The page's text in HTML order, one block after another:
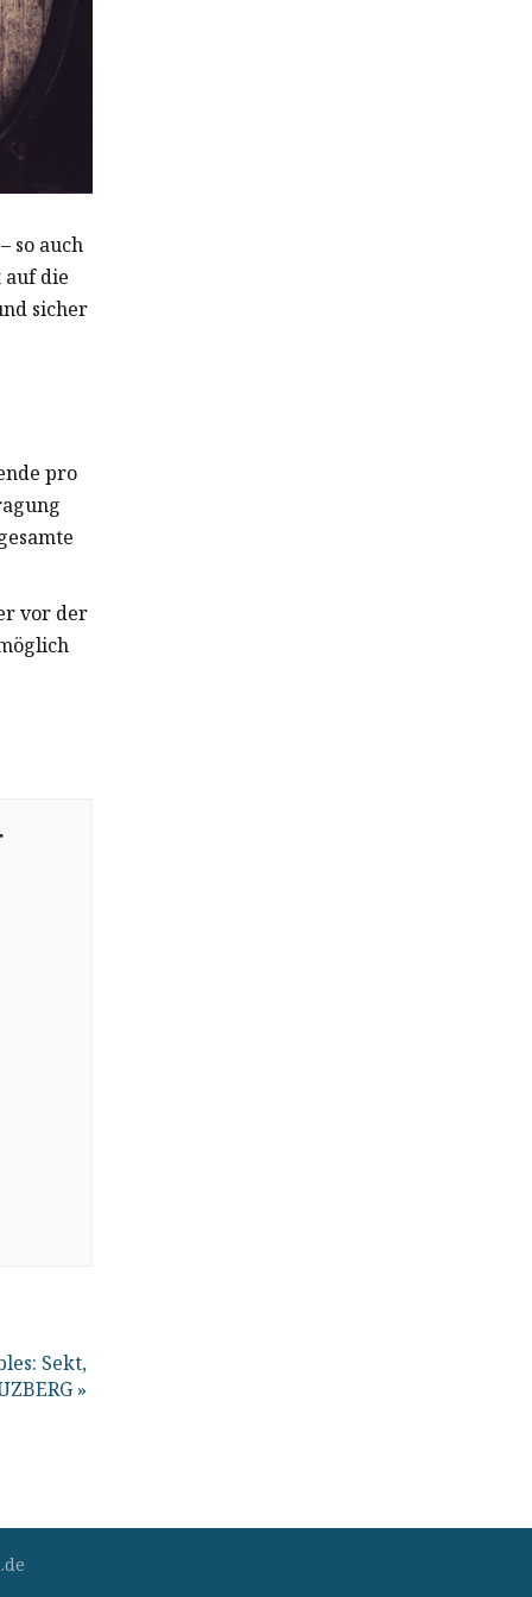
so auch
die
sicher
pro
vor der
Sekt,
»